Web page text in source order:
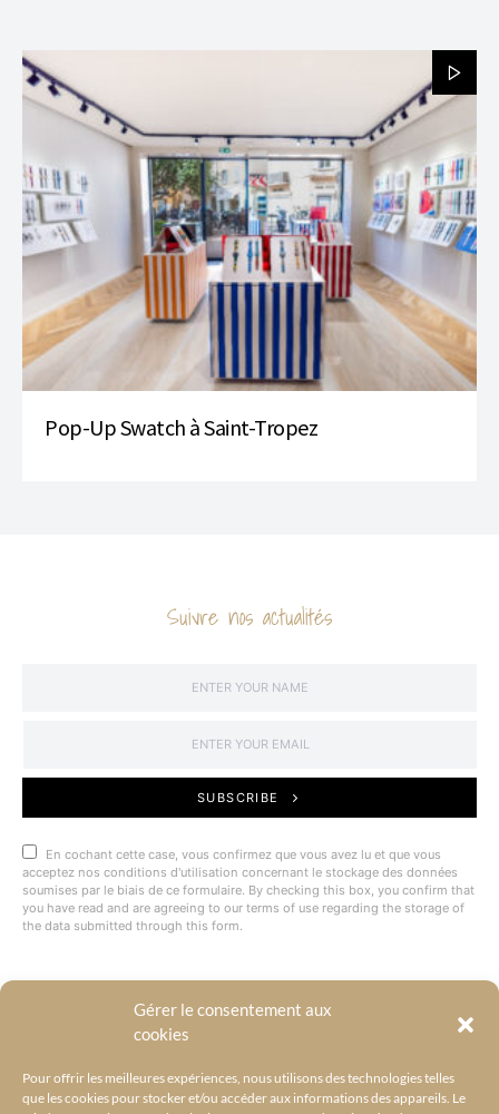
Gérer le consentement aux
cookies
Pour offrir les meilleures expériences, nous utilisons des technologies telles
que les cookies pour stocker et/ou accéder aux informations des appareils. Le
Pop-Up Swatch à Saint-Tropez
Suivre nos actualités
SUBSCRIBE
En cochant cette case, vous confirmez que vous avez lu et que vous
acceptez nos conditions d'utilisation concernant le stockage des données
soumises par le biais de ce formulaire. By checking this box, you confirm that
you have read and are agreeing to our terms of use regarding the storage of
the data submitted through this form.
@BYRACKEL